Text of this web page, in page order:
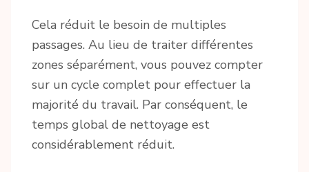
Cela réduit le besoin de multiples
passages. Au lieu de traiter différentes
zones séparément, vous pouvez compter
sur un cycle complet pour effectuer la
majorité du travail. Par conséquent, le
temps global de nettoyage est
considérablement réduit.